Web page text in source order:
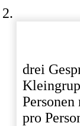
drei
pro